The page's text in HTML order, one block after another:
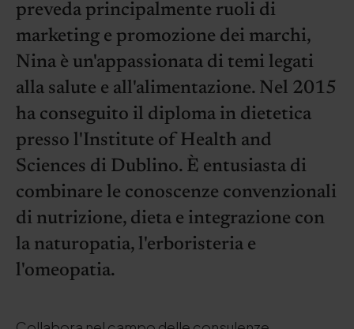
preveda principalmente ruoli di
marketing e promozione dei marchi,
Nina è un'appassionata di temi legati
alla salute e all'alimentazione. Nel 2015
ha conseguito il diploma in dietetica
presso l'Institute of Health and
Sciences di Dublino. È entusiasta di
combinare le conoscenze convenzionali
di nutrizione, dieta e integrazione con
la naturopatia, l'erboristeria e
l'omeopatia.